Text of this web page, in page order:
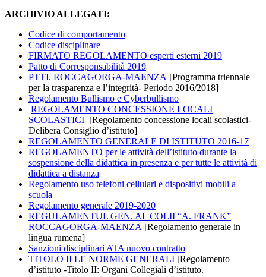
ARCHIVIO ALLEGATI:
Codice di comportamento
Codice disciplinare
FIRMATO REGOLAMENTO esperti esterni 2019
Patto di Corresponsabilità 2019
PTTI. ROCCAGORGA-MAENZA [Programma triennale
per la trasparenza e l’integrità- Periodo 2016/2018]
Regolamento Bullismo e Cyberbullismo
REGOLAMENTO CONCESSIONE LOCALI
SCOLASTICI [Regolamento concessione locali scolastici-
Delibera Consiglio d’istituto]
REGOLAMENTO GENERALE DI ISTITUTO 2016-17
REGOLAMENTO per le attività dell’istituto durante la
sospensione della didattica in presenza e per tutte le attività di
didattica a distanza
Regolamento uso telefoni cellulari e dispositivi mobili a
scuola
Regolamento generale 2019-2020
REGULAMENTUL GEN. AL COLII “A. FRANK”
ROCCAGORGA-MAENZA [Regolamento generale in
lingua rumena]
Sanzioni disciplinari ATA nuovo contratto
TITOLO II LE NORME GENERALI [Regolamento
d’istituto -Titolo II: Organi Collegiali d’istituto.